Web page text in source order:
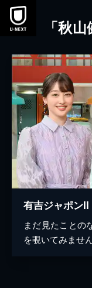
本文へスキップ
「秋
有吉ジャポン
まだ見たことの
を覗いてみませ